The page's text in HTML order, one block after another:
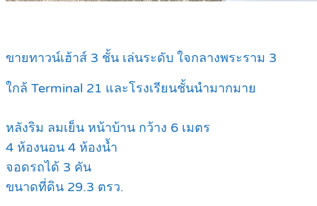
ขายทาวน์เฮ้าส์ 3 ชั้น เล่นระดับ ใจกลางพระราม 3
ใกล้ Terminal 21 และโรงเรียนชั้นนำมากมาย
หลังริม ลมเย็น หน้าบ้าน กว้าง 6 เมตร
4 ห้องนอน 4 ห้องน้ำ
จอดรถได้ 3 คัน
ขนาดที่ดิน 29.3 ตรว.